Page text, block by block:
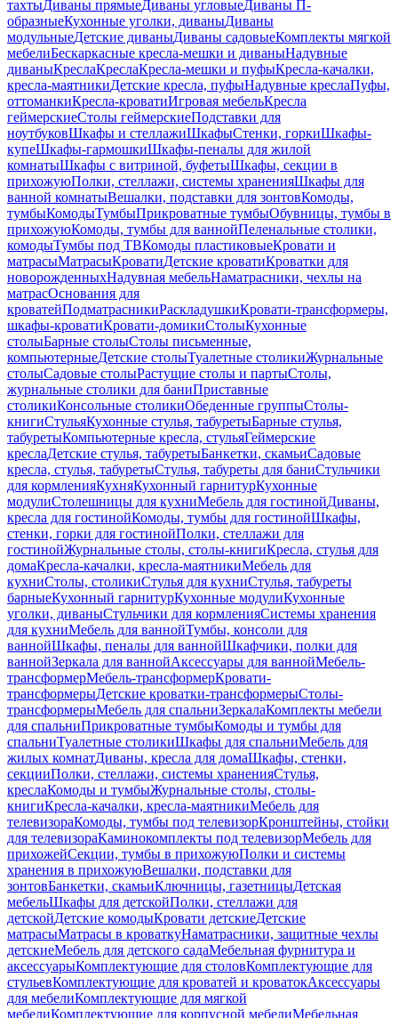
тахтыДиваны прямыеДиваны угловыеДиваны П-
образныеКухонные уголки, диваныДиваны
модульныеДетские диваныДиваны садовыеКомплекты мягкой
мебелиБескаркасные кресла-мешки и диваныНадувные
диваныКреслаКреслаКресла-мешки и пуфыКресла-качалки,
кресла-маятникиДетские кресла, пуфыНадувные креслаПуфы,
оттоманкиКресла-кроватиИгровая мебельКресла
геймерскиеСтолы геймерскиеПодставки для
ноутбуковШкафы и стеллажиШкафыСтенки, горкиШкафы-
купеШкафы-гармошкиШкафы-пеналы для жилой
комнатыШкафы с витриной, буфетыШкафы, секции в
прихожуюПолки, стеллажи, системы храненияШкафы для
ванной комнатыВешалки, подставки для зонтовКомоды,
тумбыКомодыТумбыПрикроватные тумбыОбувницы, тумбы в
прихожуюКомоды, тумбы для ваннойПеленальные столики,
комодыТумбы под ТВКомоды пластиковыеКровати и
матрасыМатрасыКроватиДетские кроватиКроватки для
новорожденныхНадувная мебельНаматрасники, чехлы на
матрасОснования для
кроватейПодматрасникиРаскладушкиКровати-трансформеры,
шкафы-кроватиКровати-домикиСтолыКухонные
столыБарные столыСтолы письменные,
компьютерныеДетские столыТуалетные столикиЖурнальные
столыСадовые столыРастущие столы и партыСтолы,
журнальные столики для баниПриставные
столикиКонсольные столикиОбеденные группыСтолы-
книгиСтульяКухонные стулья, табуретыБарные стулья,
табуретыКомпьютерные кресла, стульяГеймерские
креслаДетские стулья, табуретыБанкетки, скамьиСадовые
кресла, стулья, табуретыСтулья, табуреты для баниСтульчики
для кормленияКухняКухонный гарнитурКухонные
модулиСтолешницы для кухниМебель для гостинойДиваны,
кресла для гостинойКомоды, тумбы для гостинойШкафы,
стенки, горки для гостинойПолки, стеллажи для
гостинойЖурнальные столы, столы-книгиКресла, стулья для
домаКресла-качалки, кресла-маятникиМебель для
кухниСтолы, столикиСтулья для кухниСтулья, табуреты
барныеКухонный гарнитурКухонные модулиКухонные
уголки, диваныСтульчики для кормленияСистемы хранения
для кухниМебель для ваннойТумбы, консоли для
ваннойШкафы, пеналы для ваннойШкафчики, полки для
ваннойЗеркала для ваннойАксессуары для ваннойМебель-
трансформерМебель-трансформерКровати-
трансформерыДетские кроватки-трансформерыСтолы-
трансформерыМебель для спальниЗеркалаКомплекты мебели
для спальниПрикроватные тумбыКомоды и тумбы для
спальниТуалетные столикиШкафы для спальниМебель для
жилых комнатДиваны, кресла для домаШкафы, стенки,
секцииПолки, стеллажи, системы храненияСтулья,
креслаКомоды и тумбыЖурнальные столы, столы-
книгиКресла-качалки, кресла-маятникиМебель для
телевизораКомоды, тумбы под телевизорКронштейны, стойки
для телевизораКаминокомплекты под телевизорМебель для
прихожейСекции, тумбы в прихожуюПолки и системы
хранения в прихожуюВешалки, подставки для
зонтовБанкетки, скамьиКлючницы, газетницыДетская
мебельШкафы для детскойПолки, стеллажи для
детскойДетские комодыКровати детскиеДетские
матрасыМатрасы в кроваткуНаматрасники, защитные чехлы
детскиеМебель для детского садаМебельная фурнитура и
аксессуарыКомплектующие для столовКомплектующие для
стульевКомплектующие для кроватей и кроватокАксессуары
для мебелиКомплектующие для мягкой
мебелиКомплектующие для корпусной мебелиМебельная